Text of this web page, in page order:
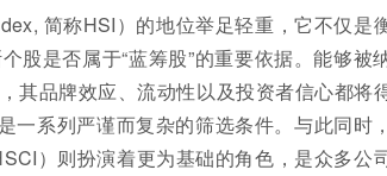
简称HSI）的地位举足轻重，它不仅是
股是否属于“蓝筹股”的重要依据。能够被
其品牌效应、流动性以及投资者信心都将
一系列严谨而复杂的筛选条件。与此同时
）则扮演着更为基础的角色，是众多公